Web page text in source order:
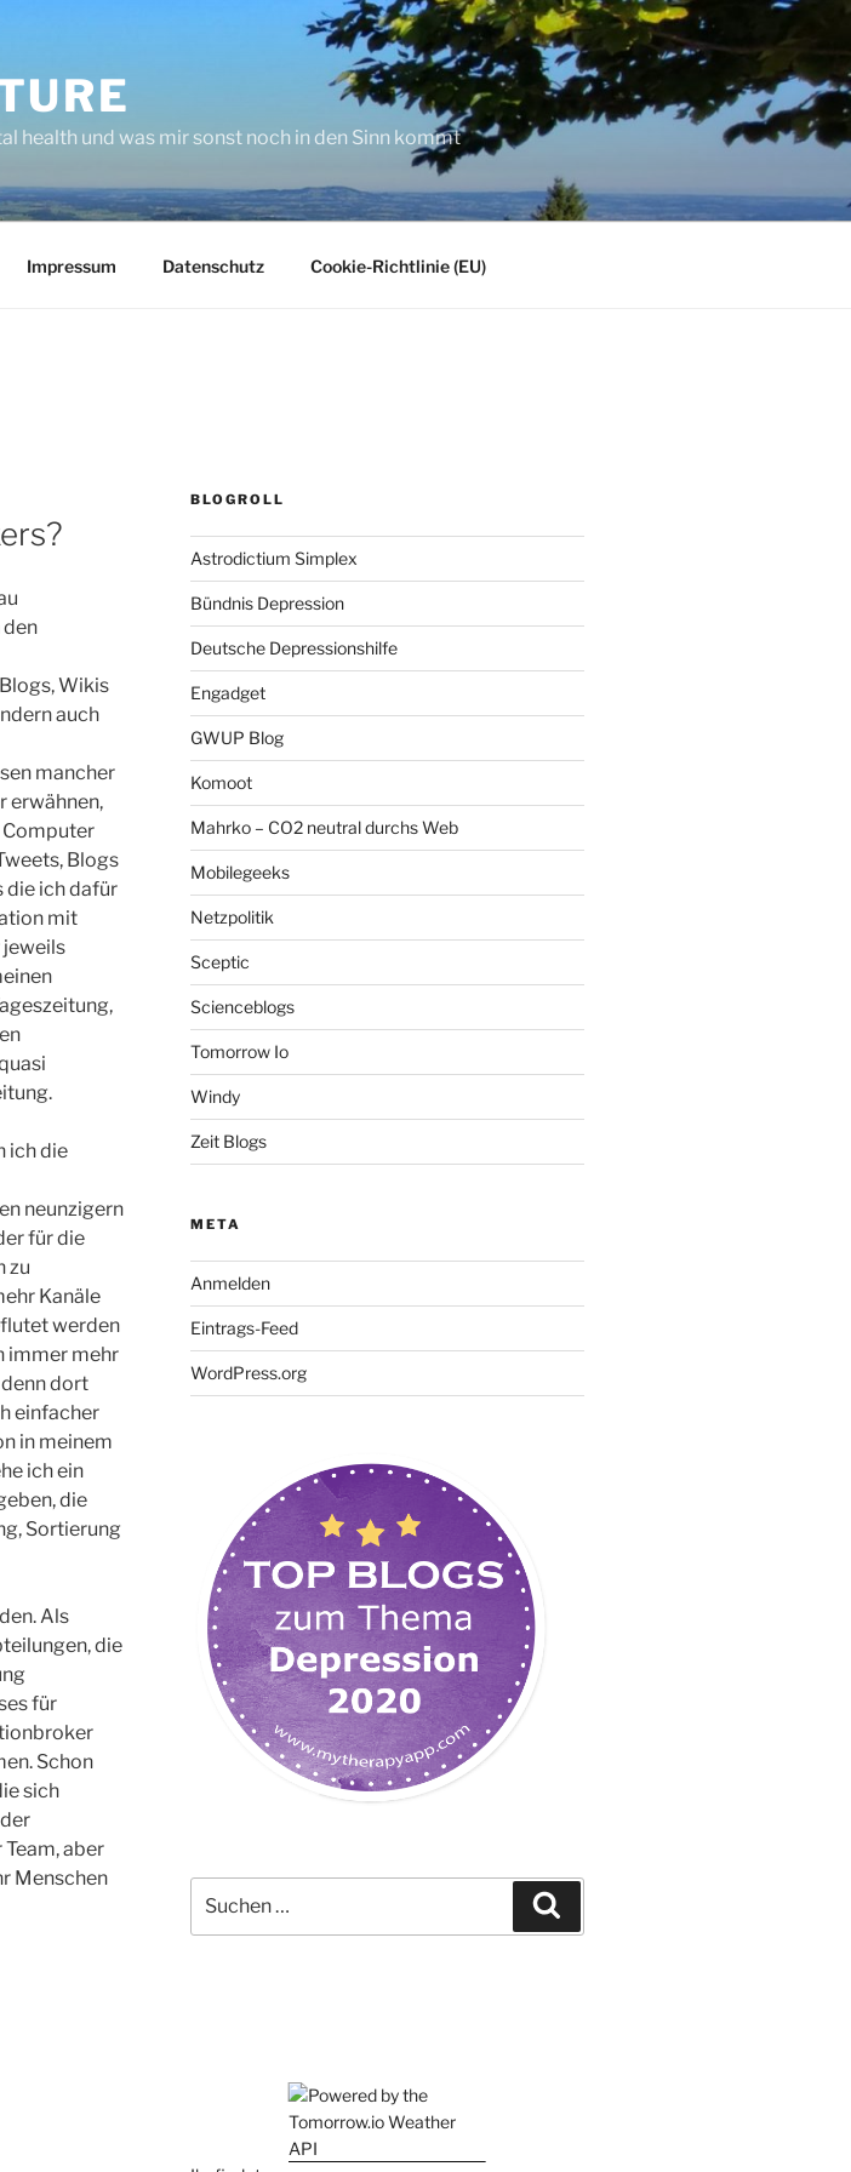
health und was mir sonst noch in den Sinn kommt
Impressum Datenschutz Cookie-Richtlinie (EU)
Wikis
auch
mancher
erwähnen,
Computer
Blogs
die ich dafür
mit
jeweils
ich die
neunzigern
für die
zu
Kanäle
werden
immer mehr
dort
einfacher
in meinem
ich ein
die
Sortierung
Als
die
für
Schon
sich
aber
Menschen
BLOGROLL
Astrodictium Simplex
Bündnis Depression
Deutsche Depressionshilfe
Engadget
GWUP Blog
Komoot
Mahrko – CO2 neutral durchs Web
Mobilegeeks
Netzpolitik
Sceptic
Scienceblogs
Tomorrow Io
Windy
Zeit Blogs
META
Anmelden
Eintrags-Feed
WordPress.org
nach: